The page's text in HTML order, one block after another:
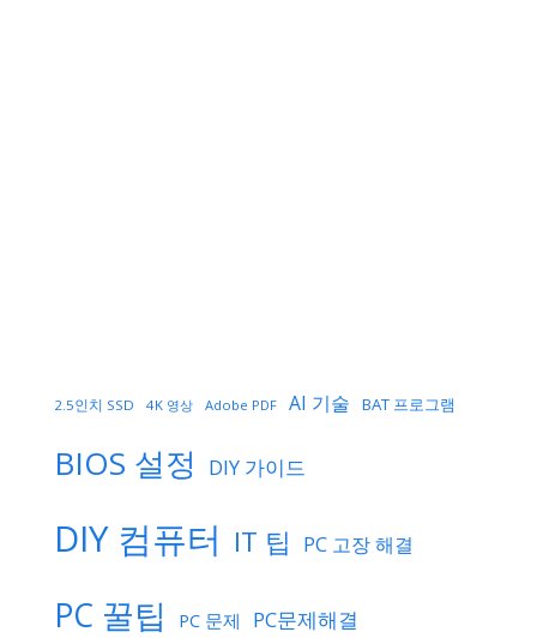
2.5인치 SSD 4K 영상 Adobe PDF AI 기술 BAT 프로그램
BIOS 설정 DIY 가이드
DIY 컴퓨터 IT 팁 PC 고장 해결
PC 꿀팁 PC 문제 PC문제해결